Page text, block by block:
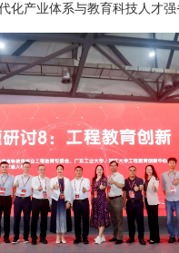
化产业体系与教育科技人才强